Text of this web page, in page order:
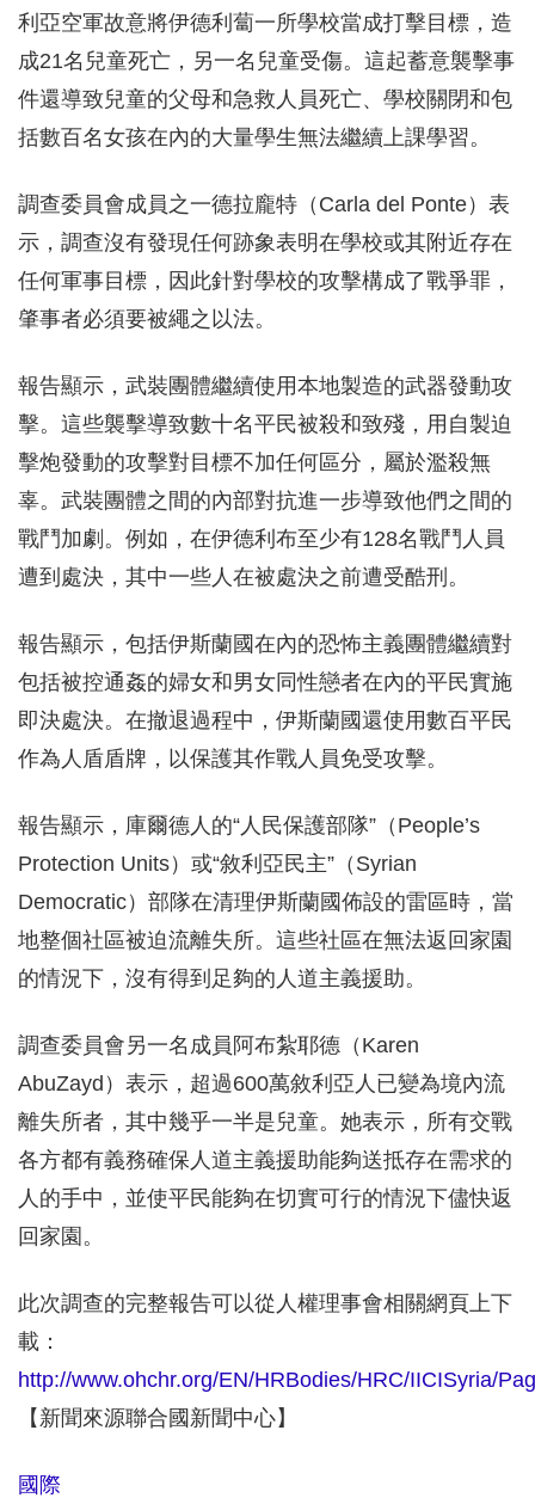
利亞空軍故意將伊德利蔔一所學校當成打擊目標，造
成21名兒童死亡，另一名兒童受傷。這起蓄意襲擊事
件還導致兒童的父母和急救人員死亡、學校關閉和包
括數百名女孩在內的大量學生無法繼續上課學習。
調查委員會成員之一德拉龐特（Carla del Ponte）表
示，調查沒有發現任何跡象表明在學校或其附近存在
任何軍事目標，因此針對學校的攻擊構成了戰爭罪，
肇事者必須要被繩之以法。
報告顯示，武裝團體繼續使用本地製造的武器發動攻
擊。這些襲擊導致數十名平民被殺和致殘，用自製迫
擊炮發動的攻擊對目標不加任何區分，屬於濫殺無
辜。武裝團體之間的內部對抗進一步導致他們之間的
戰鬥加劇。例如，在伊德利布至少有128名戰鬥人員
遭到處決，其中一些人在被處決之前遭受酷刑。
報告顯示，包括伊斯蘭國在內的恐怖主義團體繼續對
包括被控通姦的婦女和男女同性戀者在內的平民實施
即決處決。在撤退過程中，伊斯蘭國還使用數百平民
作為人盾盾牌，以保護其作戰人員免受攻擊。
報告顯示，庫爾德人的“人民保護部隊”（People’s
Protection Units）或“敘利亞民主”（Syrian
Democratic）部隊在清理伊斯蘭國佈設的雷區時，當
地整個社區被迫流離失所。這些社區在無法返回家園
的情況下，沒有得到足夠的人道主義援助。
調查委員會另一名成員阿布紮耶德（Karen
AbuZayd）表示，超過600萬敘利亞人已變為境內流
離失所者，其中幾乎一半是兒童。她表示，所有交戰
各方都有義務確保人道主義援助能夠送抵存在需求的
人的手中，並使平民能夠在切實可行的情況下儘快返
回家園。
此次調查的完整報告可以從人權理事會相關網頁上下
載：
http://www.ohchr.org/EN/HRBodies/HRC/IICISyria/
【新聞來源聯合國新聞中心】
國際